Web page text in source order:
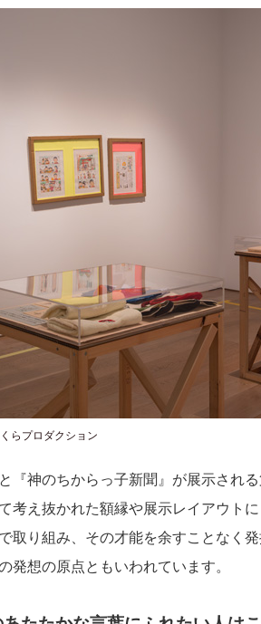
らプロダクション
『神のちからっ子新聞』が展示され
考え抜かれた額縁や展示レイアウト
取り組み、その才能を余すことなく
発想の原点ともいわれています。